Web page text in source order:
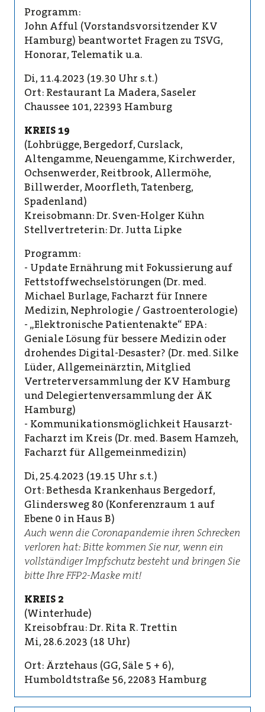
Programm:
John Afful (Vorstandsvorsitzender KV
Hamburg) beantwortet Fragen zu TSVG,
Honorar, Telematik u.a.
Di, 11.4.2023 (19.30 Uhr s.t.)
Ort: Restaurant La Madera, Saseler
Chaussee 101, 22393 Hamburg
KREIS 19
(Lohbrügge, Bergedorf, Curslack,
Altengamme, Neuengamme, Kirchwerder,
Ochsenwerder, Reitbrook, Allermöhe,
Billwerder, Moorfleth, Tatenberg,
Spadenland)
Kreisobmann: Dr. Sven-Holger Kühn
Stellvertreterin: Dr. Jutta Lipke
Programm:
- Update Ernährung mit Fokussierung auf
Fettstoffwechselstörungen (Dr. med.
Michael Burlage, Facharzt für Innere
Medizin, Nephrologie / Gastroenterologie)
- „Elektronische Patientenakte“ EPA:
Geniale Lösung für bessere Medizin oder
drohendes Digital-Desaster? (Dr. med. Silke
Lüder, Allgemeinärztin, Mitglied
Vertreterversammlung der KV Hamburg
und Delegiertenversammlung der ÄK
Hamburg)
- Kommunikationsmöglichkeit Hausarzt-
Facharzt im Kreis (Dr. med. Basem Hamzeh,
Facharzt für Allgemeinmedizin)
Di, 25.4.2023 (19.15 Uhr s.t.)
Ort: Bethesda Krankenhaus Bergedorf,
Glindersweg 80 (Konferenzraum 1 auf
Ebene 0 in Haus B)
Auch wenn die Coronapandemie ihren Schrecken
verloren hat: Bitte kommen Sie nur, wenn ein
vollständiger Impfschutz besteht und bringen Sie
bitte Ihre FFP2-Maske mit!
KREIS 2
(Winterhude)
Kreisobfrau: Dr. Rita R. Trettin
Mi, 28.6.2023 (18 Uhr)
Ort: Ärztehaus (GG, Säle 5 + 6),
Humboldtstraße 56, 22083 Hamburg